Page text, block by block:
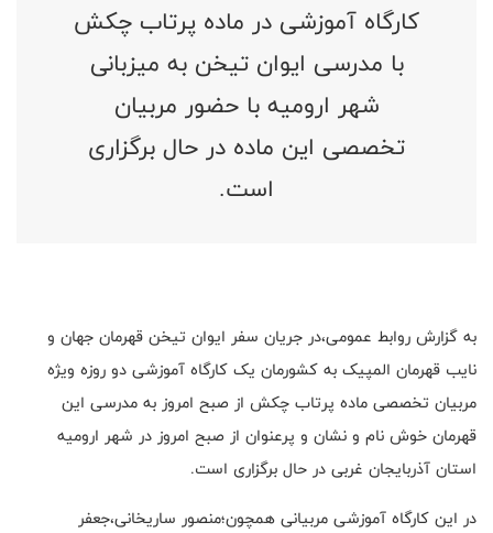
کارگاه آموزشی در ماده پرتاب چکش
با مدرسی ایوان تیخن به میزبانی
شهر ارومیه با حضور مربیان
تخصصی این ماده در حال برگزاری
است.
به گزارش روابط عمومی،در جریان سفر ایوان تیخن قهرمان جهان و
نایب قهرمان المپیک به کشورمان یک کارگاه آموزشی دو روزه ویژه
مربیان تخصصی ماده پرتاب چکش از صبح امروز به مدرسی این
قهرمان خوش نام و نشان و پرعنوان از صبح امروز در شهر ارومیه
استان آذربایجان غربی در حال برگزاری است.
در این کارگاه آموزشی مربیانی همچون؛منصور ساریخانی،جعفر